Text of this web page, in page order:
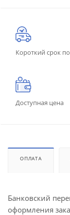
Короткий срок
Доступная цена
ОПЛАТА
Банковский
оформления